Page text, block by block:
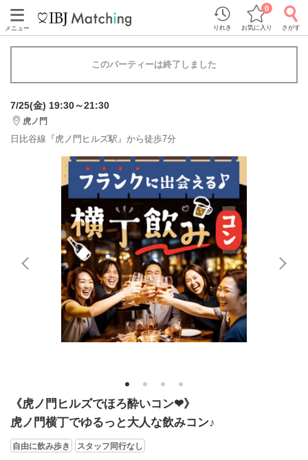
メニュー りれき お気に入り
0
さがす
このパーティーは終了しました
7/25(金) 19:30～21:30
虎ノ門
日比谷線『虎ノ門ヒルズ駅』から徒歩7分
1 2 3 4
《虎ノ門ヒルズでほろ酔いコン❤》
虎ノ門横丁でゆるっと大人な飲みコン♪
自由に飲み歩き スタッフ同行なし